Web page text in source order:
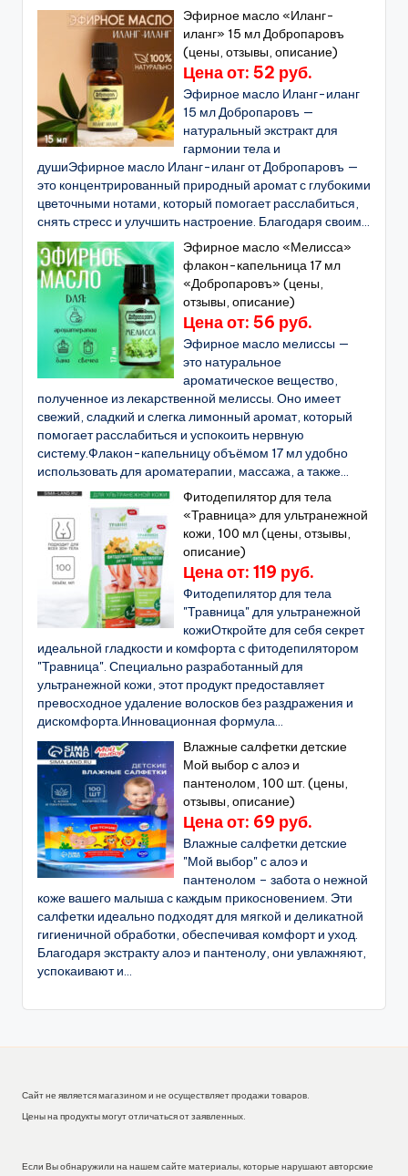
Эфирное масло «Иланг-
иланг» 15 мл Добропаровъ
(цены, отзывы, описание)
Цена от: 52 руб.
Эфирное масло Иланг-иланг
15 мл Добропаровъ —
натуральный экстракт для
гармонии тела и
душиЭфирное масло Иланг-иланг от Добропаровъ —
это концентрированный природный аромат с глубокими
цветочными нотами, который помогает расслабиться,
снять стресс и улучшить настроение. Благодаря своим...
Эфирное масло «Мелисса»
флакон-капельница 17 мл
«Добропаровъ» (цены,
отзывы, описание)
Цена от: 56 руб.
Эфирное масло мелиссы —
это натуральное
ароматическое вещество,
полученное из лекарственной мелиссы. Оно имеет
свежий, сладкий и слегка лимонный аромат, который
помогает расслабиться и успокоить нервную
систему.Флакон-капельницу объёмом 17 мл удобно
использовать для ароматерапии, массажа, а также...
Фитодепилятор для тела
«Травница» для ультранежной
кожи, 100 мл (цены, отзывы,
описание)
Цена от: 119 руб.
Фитодепилятор для тела
"Травница" для ультранежной
кожиОткройте для себя секрет
идеальной гладкости и комфорта с фитодепилятором
"Травница". Специально разработанный для
ультранежной кожи, этот продукт предоставляет
превосходное удаление волосков без раздражения и
дискомфорта.Инновационная формула...
Влажные салфетки детские
Мой выбор c алоэ и
пантенолом, 100 шт. (цены,
отзывы, описание)
Цена от: 69 руб.
Влажные салфетки детские
"Мой выбор" с алоэ и
пантенолом – забота о нежной
коже вашего малыша с каждым прикосновением. Эти
салфетки идеально подходят для мягкой и деликатной
гигиеничной обработки, обеспечивая комфорт и уход.
Благодаря экстракту алоэ и пантенолу, они увлажняют,
успокаивают и...
Сайт не является магазином и не осуществляет продажи товаров.
Цены на продукты могут отличаться от заявленных.
Если Вы обнаружили на нашем сайте материалы, которые нарушают авторские